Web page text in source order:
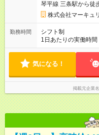
琴平線 三条駅から徒
株式会社マーキュ
勤務時間
シフト制
1日あたりの実働時
休憩1時間
気になる！
掲載元企業名